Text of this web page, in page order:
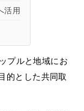
活用
プルと地域にお
的とした共同取